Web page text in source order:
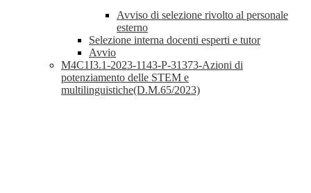
Avviso di selezione rivolto al personale
esterno
Selezione interna docenti esperti e tutor
Avvio
M4C1I3.1-2023-1143-P-31373-Azioni di
potenziamento delle STEM e
multilinguistiche(D.M.65/2023)